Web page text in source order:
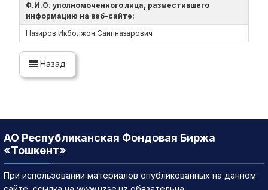
Ф.И.О. уполномоченного лица, разместившего
информацию на веб-сайте:
Назиров Икболжон Саипназарович
Назад
АО Республиканская Фондовая Биржа
«Тошкент»
При использовании материалов опубликованных на данном